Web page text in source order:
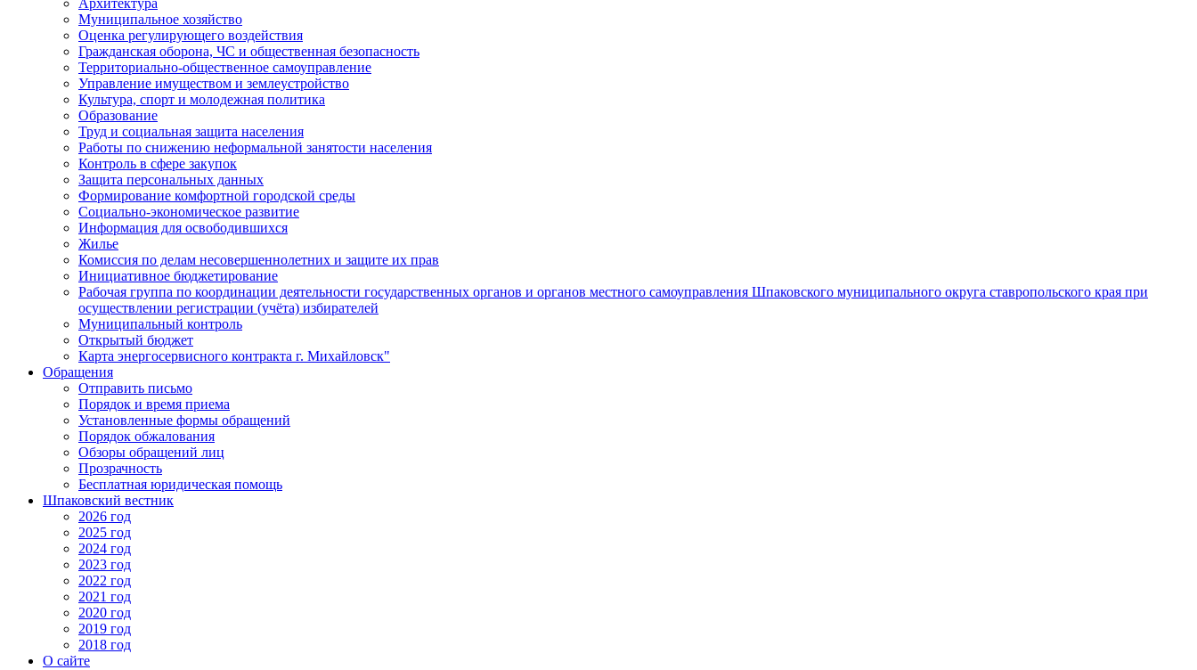
Архитектура
Муниципальное хозяйство
Оценка регулирующего воздействия
Гражданская оборона, ЧС и общественная безопасность
Территориально-общественное самоуправление
Управление имуществом и землеустройство
Культура, спорт и молодежная политика
Образование
Труд и социальная защита населения
Работы по снижению неформальной занятости населения
Контроль в сфере закупок
Защита персональных данных
Формирование комфортной городской среды
Социально-экономическое развитие
Информация для освободившихся
Жилье
Комиссия по делам несовершеннолетних и защите их прав
Инициативное бюджетирование
Рабочая группа по координации деятельности государственных органов и органов местного самоуправления Шпаковского муниципального округа ставропольского края при
осуществлении регистрации (учёта) избирателей
Муниципальный контроль
Открытый бюджет
Карта энергосервисного контракта г. Михайловск"
Обращения
Отправить письмо
Порядок и время приема
Установленные формы обращений
Порядок обжалования
Обзоры обращений лиц
Прозрачность
Бесплатная юридическая помощь
Шпаковский вестник
2026 год
2025 год
2024 год
2023 год
2022 год
2021 год
2020 год
2019 год
2018 год
О сайте